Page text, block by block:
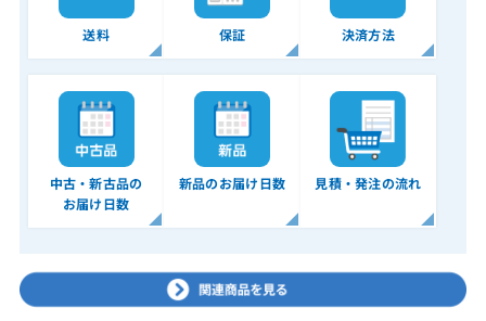
送料 保証 決済方法
中古・新古品の
お届け日数
新品のお届け日数 見積・発注の流れ